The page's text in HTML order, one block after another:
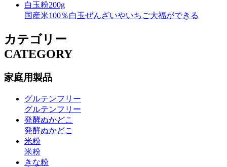
白玉粉200g
国産米100％白玉ぜんざいやいちご大福ができる
カテゴリー
CATEGORY
家庭用製品
グルテンフリー
グルテンフリー
発酵ぬかどこ
発酵ぬかどこ
米粉
米粉
きな粉